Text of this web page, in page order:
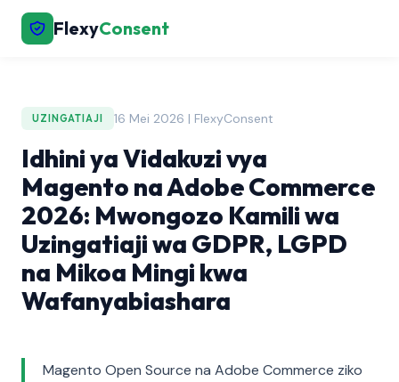
FlexyConsent
UZINGATIAJI 16 Mei 2026 | FlexyConsent
Idhini ya Vidakuzi vya
Magento na Adobe Commerce
2026: Mwongozo Kamili wa
Uzingatiaji wa GDPR, LGPD
na Mikoa Mingi kwa
Wafanyabiashara
Magento Open Source na Adobe Commerce ziko